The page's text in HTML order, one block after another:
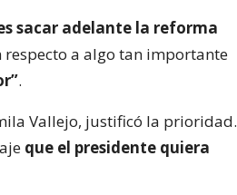
sacar adelante la reforma
a algo tan importante
.
Vallejo, justificó la prioridad.
que el presidente quiera